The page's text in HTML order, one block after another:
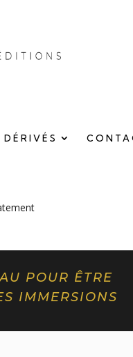
POUR ÊTRE
IMMERSIONS